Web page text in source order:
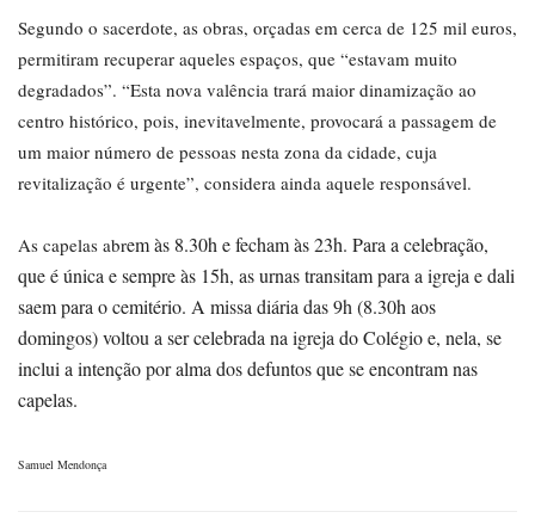
Segundo o sacerdote, as obras, orçadas em cerca de 125 mil euros,
permitiram recuperar aqueles espaços, que “estavam muito
degradados”. “Esta nova valência trará maior dinamização ao
centro histórico, pois, inevitavelmente, provocará a passagem de
um maior número de pessoas nesta zona da cidade, cuja
revitalização é urgente”, considera ainda aquele responsável.
As capelas abrem às 8.30h e fecham às 23h. Para a celebração,
que é única e sempre às 15h, as urnas transitam para a igreja e dali
saem para o cemitério. A missa diária das 9h (8.30h aos
domingos) voltou a ser celebrada na igreja do Colégio e, nela, se
inclui a intenção por alma dos defuntos que se encontram nas
capelas.
Samuel Mendonça